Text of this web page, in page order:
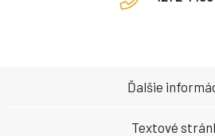
Ďalšie
Textové